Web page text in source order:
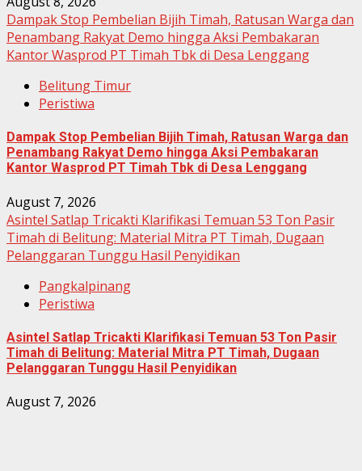
Dampak Stop Pembelian Bijih Timah, Ratusan Warga dan
Penambang Rakyat Demo hingga Aksi Pembakaran
Kantor Wasprod PT Timah Tbk di Desa Lenggang
Belitung Timur
Peristiwa
Dampak Stop Pembelian Bijih Timah, Ratusan Warga dan
Penambang Rakyat Demo hingga Aksi Pembakaran
Kantor Wasprod PT Timah Tbk di Desa Lenggang
August 7, 2026
Asintel Satlap Tricakti Klarifikasi Temuan 53 Ton Pasir
Timah di Belitung: Material Mitra PT Timah, Dugaan
Pelanggaran Tunggu Hasil Penyidikan
Pangkalpinang
Peristiwa
Asintel Satlap Tricakti Klarifikasi Temuan 53 Ton Pasir
Timah di Belitung: Material Mitra PT Timah, Dugaan
Pelanggaran Tunggu Hasil Penyidikan
August 7, 2026